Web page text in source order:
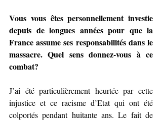
Vous vous êtes personnellement investie
depuis de longues années pour que la
France assume ses responsabilités dans le
massacre. Quel sens donnez-vous à ce
combat?
J’ai été particulièrement heurtée par cette
injustice et ce racisme d’Etat qui ont été
colportés pendant huitante ans. Le fait de